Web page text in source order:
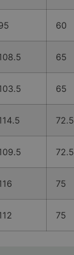
60
65
65
72.5
72.5
75
75